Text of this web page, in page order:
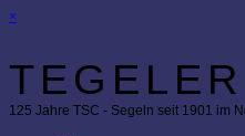
×
125 Jahre TSC - Segeln seit 1901 im